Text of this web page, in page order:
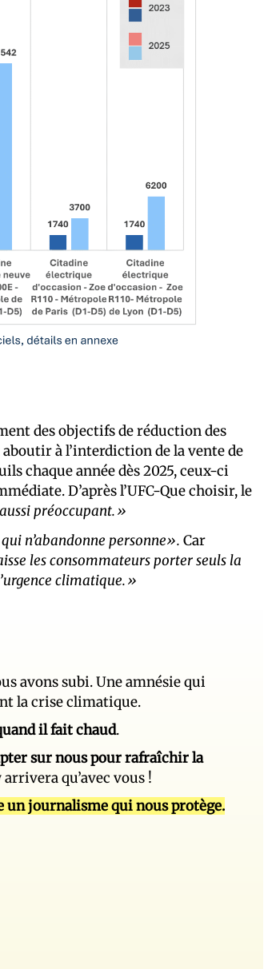
des objectifs de réduction des
à l’interdiction de la vente de
chaque année dès 2025, ceux-ci
D’après l’UFC-Que choisir, le
préoccupant.»
n’abandonne personne». Car
les consommateurs porter seuls la
climatique.»
avons subi. Une amnésie qui
la crise climatique.
il fait chaud.
sur nous pour rafraîchir la
arrivera qu’avec vous !
un journalisme qui nous protège.